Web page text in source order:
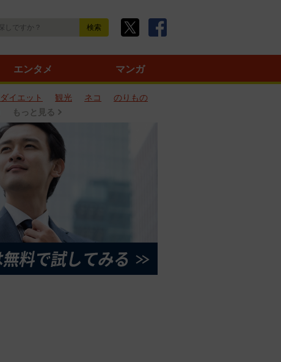
エンタメ マンガ
ダイエット 観光 ネコ
のりもの
もっと見る